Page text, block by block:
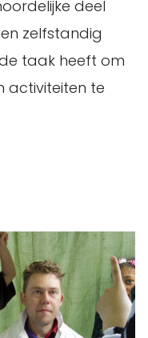
deel
zelfstandig
taak heeft om
activiteiten te